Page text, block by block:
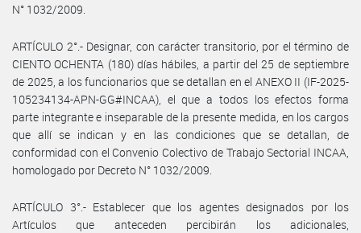
N° 1032/2009.
ARTÍCULO 2°.- Designar, con carácter transitorio, por el término de
CIENTO OCHENTA (180) días hábiles, a partir del 25 de septiembre
de 2025, a los funcionarios que se detallan en el ANEXO II (IF-2025-
105234134-APN-GG#INCAA), el que a todos los efectos forma
parte integrante e inseparable de la presente medida, en los cargos
que allí se indican y en las condiciones que se detallan, de
conformidad con el Convenio Colectivo de Trabajo Sectorial INCAA,
homologado por Decreto N° 1032/2009.
ARTÍCULO 3°.- Establecer que los agentes designados por los
Artículos que anteceden percibirán los adicionales,